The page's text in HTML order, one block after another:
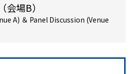
場B）
A) ＆ Panel Discussion (Venue